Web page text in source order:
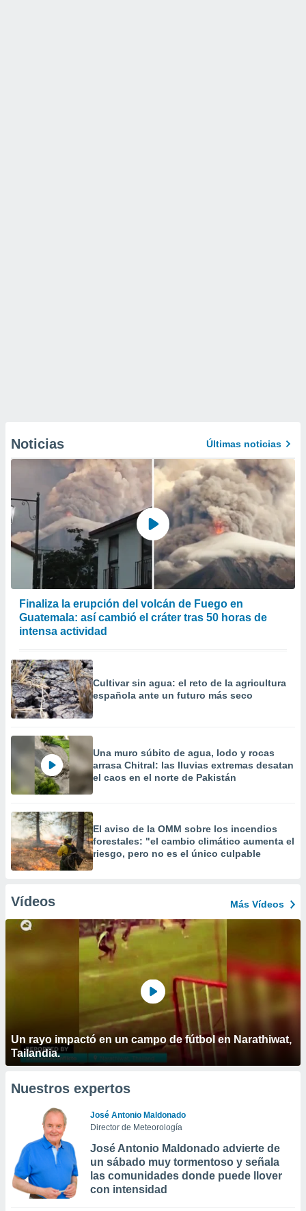
Noticias Últimas noticias
Finaliza la erupción del volcán de Fuego en
Guatemala: así cambió el cráter tras 50 horas de
intensa actividad
Cultivar sin agua: el reto de la agricultura
española ante un futuro más seco
Una muro súbito de agua, lodo y rocas
arrasa Chitral: las lluvias extremas desatan
el caos en el norte de Pakistán
El aviso de la OMM sobre los incendios
forestales: "el cambio climático aumenta el
riesgo, pero no es el único culpable
Vídeos Más Vídeos
Un rayo impactó en un campo de fútbol en Narathiwat,
Tailandia.
Nuestros expertos
José Antonio Maldonado
Director de Meteorología
José Antonio Maldonado advierte de
un sábado muy tormentoso y señala
las comunidades donde puede llover
con intensidad